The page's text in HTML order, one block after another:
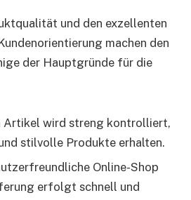
und den exzellenten
machen den
der Hauptgründe für die
Artikel wird streng kontrolliert,
stilvolle Produkte erhalten.
Online-Shop
erfolgt schnell und